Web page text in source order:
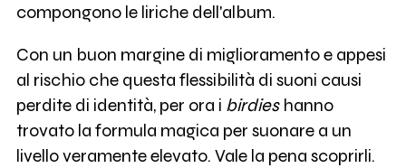
compongono le liriche dell'album.
Con un buon margine di miglioramento e appesi
al rischio che questa flessibilità di suoni causi
perdite di identità, per ora i birdieshanno
trovato la formula magica per suonare a un
livello veramente elevato. Vale la pena scoprirli.